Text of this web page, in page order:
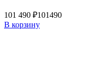
101 490 ₽101490
В корзину